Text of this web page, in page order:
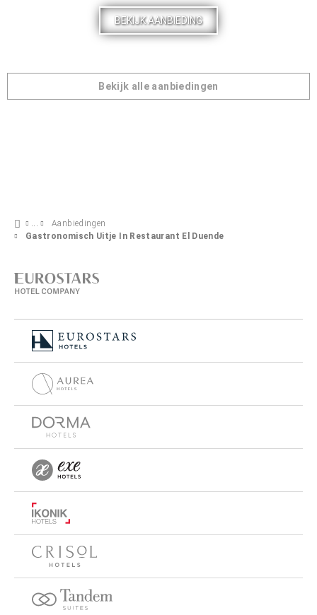
BEKIJK AANBIEDING
Bekijk alle aanbiedingen
Aanbiedingen
Gastronomisch Uitje In Restaurant El Duende